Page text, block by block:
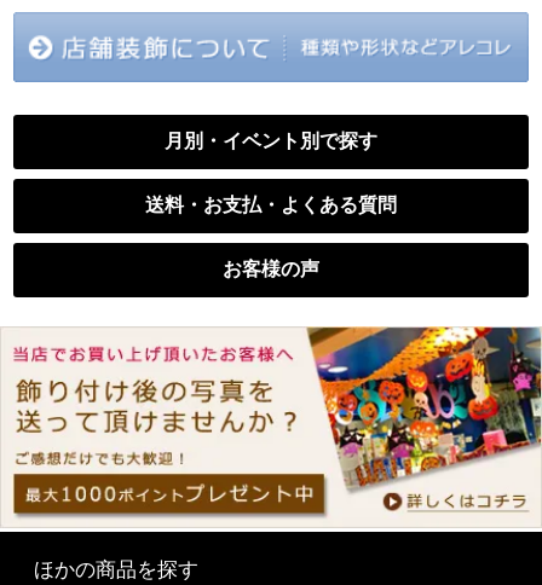
月別・イベント別で探す
送料・お支払・よくある質問
お客様の声
ほかの商品を探す